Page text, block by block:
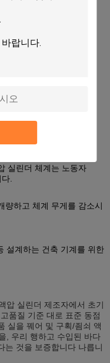
위에 사용됩니다:
택
실린더 체계는 노동자
.
량하고 체계 무게를 감소시
설계하는 건축 기계를 위한
압 실린더 제조자에서 초기
품질 기준 대로 표준 동점
실을 꿰어 및 구획/죔쇠 액
, 우리 행하고 수입된 바다
는 것을 보증합니다 나릅니